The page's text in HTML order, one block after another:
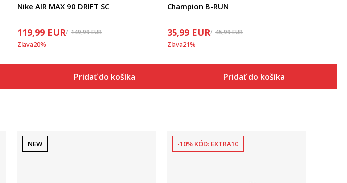
Nike AIR MAX 90 DRIFT SC
119,99 EUR 149,99EUR
Zľava20%
Pridať do košíka
Champion B-RUN
35,99 EUR 45,99EUR
Zľava21%
Pridať do košíka
NEW -10% KÓD: EXTRA10